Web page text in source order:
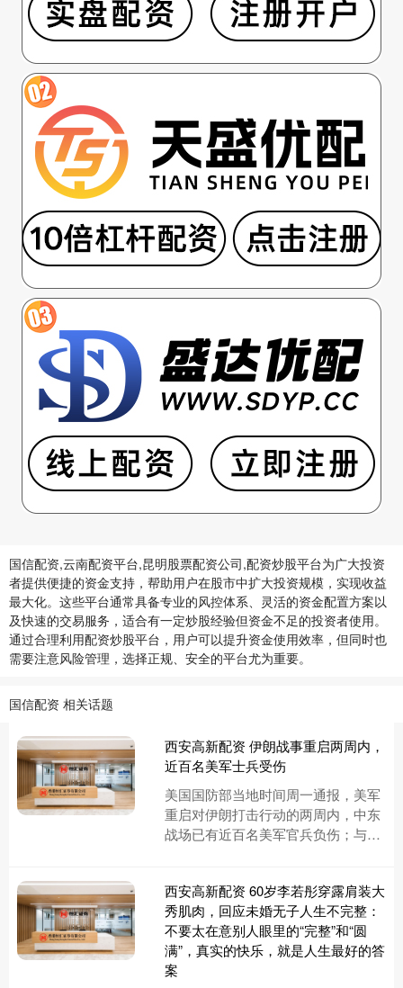
国信配资,云南配资平台,昆明股票配资公司,配资炒股平台为广大投资
者提供便捷的资金支持，帮助用户在股市中扩大投资规模，实现收益
最大化。这些平台通常具备专业的风控体系、灵活的资金配置方案以
及快速的交易服务，适合有一定炒股经验但资金不足的投资者使用。
通过合理利用配资炒股平台，用户可以提升资金使用效率，但同时也
需要注意风险管理，选择正规、安全的平台尤为重要。
国信配资 相关话题
西安高新配资 伊朗战事重启两周内，
近百名美军士兵受伤
美国国防部当地时间周一通报，美军
重启对伊朗打击行动的两周内，中东
战场已有近百名美军官兵负伤；与此
续....
西安高新配资 60岁李若彤穿露肩装大
秀肌肉，回应未婚无子人生不完整：
不要太在意别人眼里的“完整”和“圆
满”，真实的快乐，就是人生最好的答
案